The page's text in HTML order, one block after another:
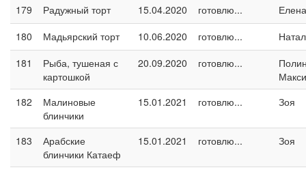
179 Радужный торт 15.04.2020 готовлю...
180
Мадьярский торт 10.06.2020 готовлю...
181
Рыба, тушеная с
картошкой
20.09.2020 готовлю...
182
Малиновые
блинчики
15.01.2021 готовлю... Зоя
183
Арабские
блинчики Катаеф
15.01.2021 готовлю... Зоя